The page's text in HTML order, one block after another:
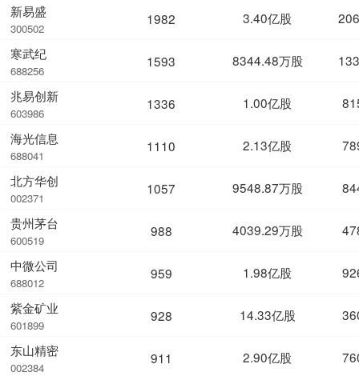
新易盛
300502
寒武纪
688256
兆易创新
603986
海光信息
688041
北方华创
002371
贵州茅台
600519
中微公司
688012
紫金矿业
601899
东山精密
002384
1982 3.40亿股
1593 8344.48万股
1336 1.00亿股
1110 2.13亿股
1057 9548.87万股
988 4039.29万股
959 1.98亿股
928 14.33亿股
911 2.90亿股